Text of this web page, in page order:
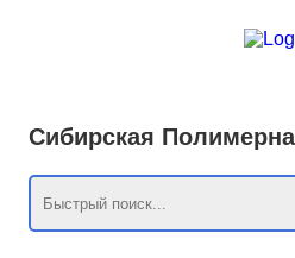
Сибирская